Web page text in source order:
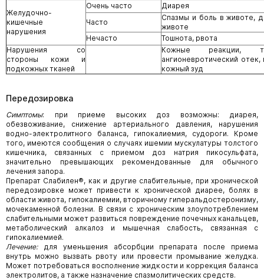
Желудочно-
кишечные
нарушения
Очень часто
Диарея
Часто
Спазмы и боль в животе,
животе
Нечасто
Тошнота, рвота
Нарушения со
стороны кожи и
подкожных тканей
Кожные реакции,
ангионевротический
кожный зуд
Передозировка
Симптомы: при приеме высоких доз возможны:
диарея,
обезвоживание, снижение артериального давления, нарушения
водно-электролитного баланса, гипокалиемия, судороги. Кроме
того, имеются сообщения о случаях ишемии мускулатуры толстого
кишечника, связанных с приемом доз натрия пикосульфата,
значительно превышающих рекомендованные для обычного
лечения запора.
Препарат Слабилен®, как и другие слабительные, при хронической
передозировке может привести к хронической диарее, болях в
области живота, гипокалиемии, вторичному гиперальдостеронизму,
мочекаменной болезни. В связи с хроническим злоупотреблением
слабительными может развиться повреждение почечных канальцев,
метаболический алкалоз и мышечная слабость, связанная с
гипокалиемией.
Лечение: для уменьшения абсорбции препарата после приема
внутрь можно вызвать рвоту или провести промывание желудка.
Может потребоваться восполнение жидкости и коррекция баланса
электролитов, а также назначение спазмолитических средств.